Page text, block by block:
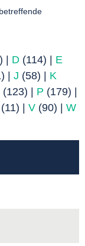
| D (114) | E
| J (58) | K
(123) | P (179) |
(11) | V (90) | W